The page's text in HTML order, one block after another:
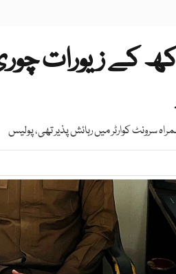
سے 27 لاکھ کے
سرونٹ کوارٹر میں رہائش پذیر تھی، پولیس